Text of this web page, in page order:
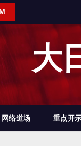
大
网络道场 重点开